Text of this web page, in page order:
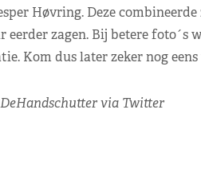
Høvring. Deze
zagen. Bij betere foto´s
Kom dus later zeker nog
via Twitter